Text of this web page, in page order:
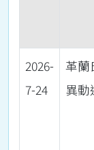
2026-
7-24
革蘭
異動